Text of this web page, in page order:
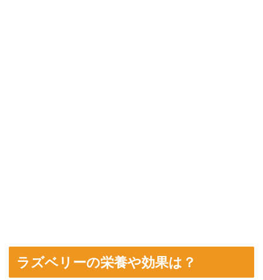
ラズベリーの栄養や効果は？